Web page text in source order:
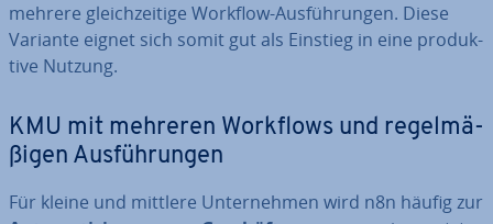
mehrere gleich­zei­ti­ge Workflow-Aus­füh­run­gen. Diese
Variante eignet sich somit gut als Einstieg in eine pro­duk­
ti­ve Nutzung.
KMU mit mehreren Workflows und re­gel­mä­
ßi­gen Aus­füh­run­gen
Für kleine und mittlere Un­ter­neh­men wird n8n häufig zur